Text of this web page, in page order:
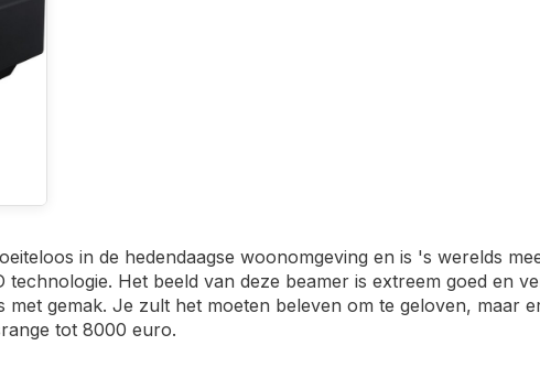
in de hedendaagse woonomgeving en is 's werelds
Het beeld van deze beamer is extreem goed en
gemak. Je zult het moeten beleven om te geloven, maar
tot 8000 euro.